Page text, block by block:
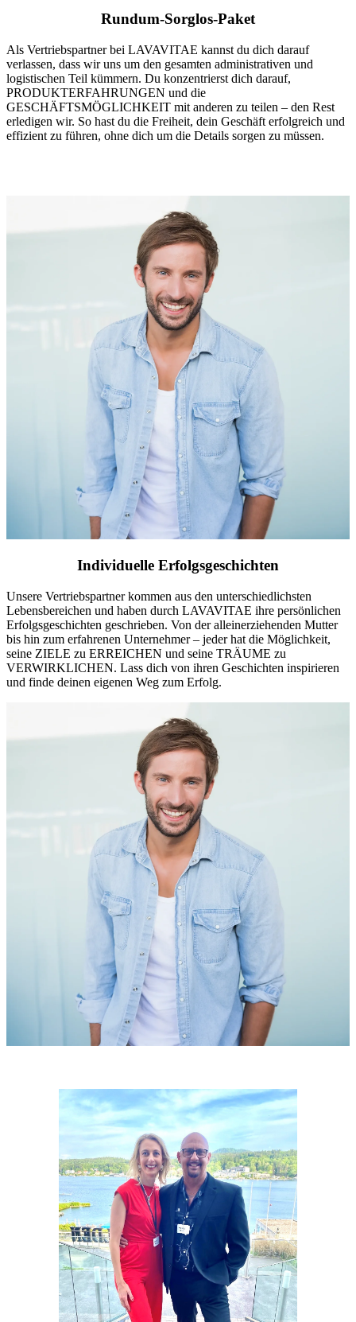
Rundum-Sorglos-Paket
Als Vertriebspartner bei LAVAVITAE kannst du dich darauf
verlassen, dass wir uns um den gesamten administrativen und
logistischen Teil kümmern. Du konzentrierst dich darauf,
PRODUKTERFAHRUNGEN und die
GESCHÄFTSMÖGLICHKEIT mit anderen zu teilen – den Rest
erledigen wir. So hast du die Freiheit, dein Geschäft erfolgreich und
effizient zu führen, ohne dich um die Details sorgen zu müssen.
Individuelle Erfolgsgeschichten
Unsere Vertriebspartner kommen aus den unterschiedlichsten
Lebensbereichen und haben durch LAVAVITAE ihre persönlichen
Erfolgsgeschichten geschrieben. Von der alleinerziehenden Mutter
bis hin zum erfahrenen Unternehmer – jeder hat die Möglichkeit,
seine ZIELE zu ERREICHEN und seine TRÄUME zu
VERWIRKLICHEN. Lass dich von ihren Geschichten inspirieren
und finde deinen eigenen Weg zum Erfolg.